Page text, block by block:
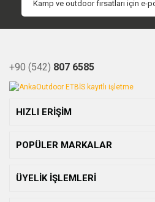
+90 (542) 807 6585
HIZLI ERİŞİM
POPÜLER MARKALAR
ÜYELİK İŞLEMLERİ